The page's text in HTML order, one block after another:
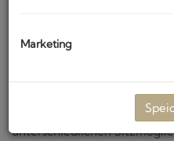
liegt in
ist nur 4 km vom Meer
mit
überdachte Terrasse mit
Außendusche bietet alles
mediterranen Istrien
unterschiedlichen
Marketing